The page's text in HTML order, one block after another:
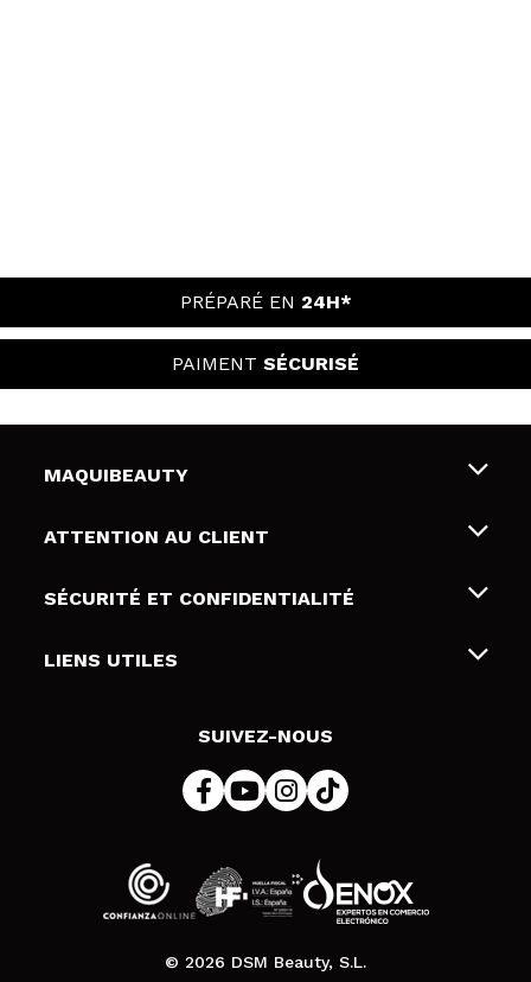
PRÉPARÉ EN 24H*
PAIMENT SÉCURISÉ
MAQUIBEAUTY
Qui sommes nous
Cartes-cadeaux
ATTENTION AU CLIENT
Livraison & retour
Modes de paiement
SÉCURITÉ ET CONFIDENTIALITÉ
Conditions et confidentialité
LIENS UTILES
SUIVEZ-NOUS
© 2026 DSM Beauty, S.L.